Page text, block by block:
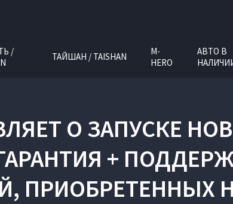
/
ТАЙШАН / TAISHAN
M-
HERO
АВТО В
О ЗАПУСКЕ
+
ПРИОБРЕТЕННЫХ